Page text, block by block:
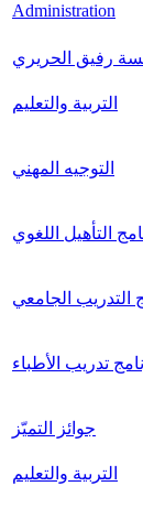
Administration
رفيق الحريري
التربية والتعليم
التوجيه المهني
التأهيل اللغوي
التدريب الجامعي
تدريب الأطباء
جوائز التميّز
التربية والتعليم